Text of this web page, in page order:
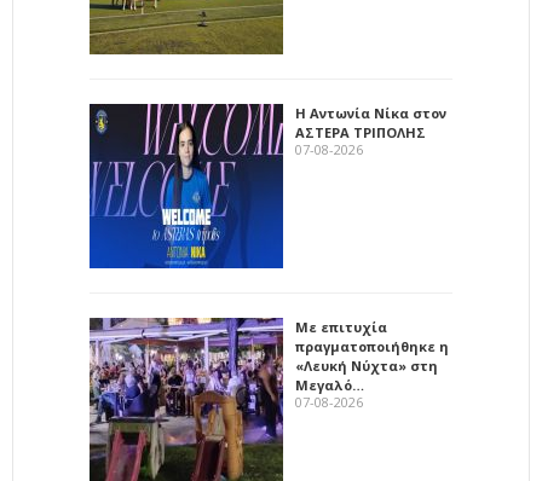
Η Αντωνία Νίκα στον
ΑΣΤΕΡΑ ΤΡΙΠΟΛΗΣ
07-08-2026
Με επιτυχία
πραγματοποιήθηκε η
«Λευκή Νύχτα» στη
Μεγαλό…
07-08-2026